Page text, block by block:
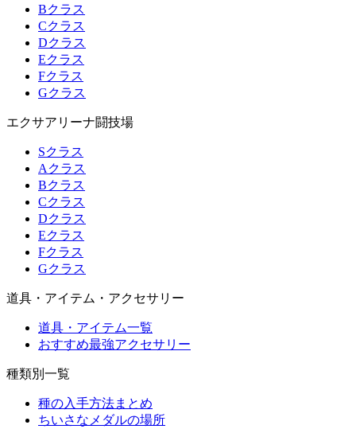
Bクラス
Cクラス
Dクラス
Eクラス
Fクラス
Gクラス
エクサアリーナ闘技場
Sクラス
Aクラス
Bクラス
Cクラス
Dクラス
Eクラス
Fクラス
Gクラス
道具・アイテム・アクセサリー
道具・アイテム一覧
おすすめ最強アクセサリー
種類別一覧
種の入手方法まとめ
ちいさなメダルの場所